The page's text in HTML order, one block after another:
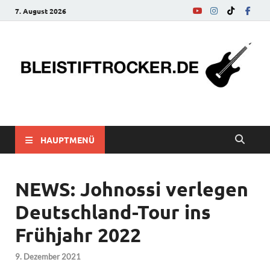
7. August 2026
bleistiftrocker.de
HAUPTMENÜ
NEWS: Johnossi verlegen
Deutschland-Tour ins
Frühjahr 2022
9. Dezember 2021